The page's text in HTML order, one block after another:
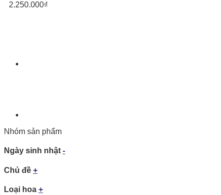
2.250.000₫
Nhóm sản phẩm
Ngày sinh nhật -
Chủ đề +
Loại hoa +